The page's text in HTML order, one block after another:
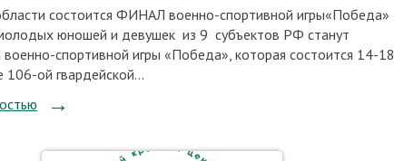
состоится ФИНАЛ военно-спортивной игры«Победа»
юношей и девушек из 9 субъектов РФ станут
военно-спортивной игры «Победа», которая состоится 14-18
106-ой гвардейской...